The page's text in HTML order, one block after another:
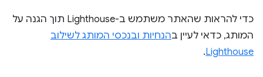
כדי להראות שהאתר משתמש ב-Lighthouse תוך הגנה על
המותג, כדאי לעיין בהנחיות ובנכסי המותג לשילוב
Lighthouse
.